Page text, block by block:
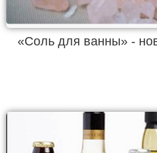
«Соль для ванны» -